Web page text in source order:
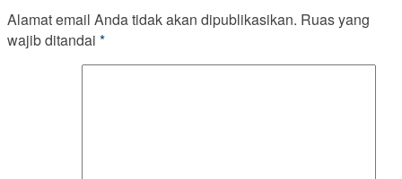
Alamat email Anda tidak akan dipublikasikan. Ruas yang
wajib ditandai *